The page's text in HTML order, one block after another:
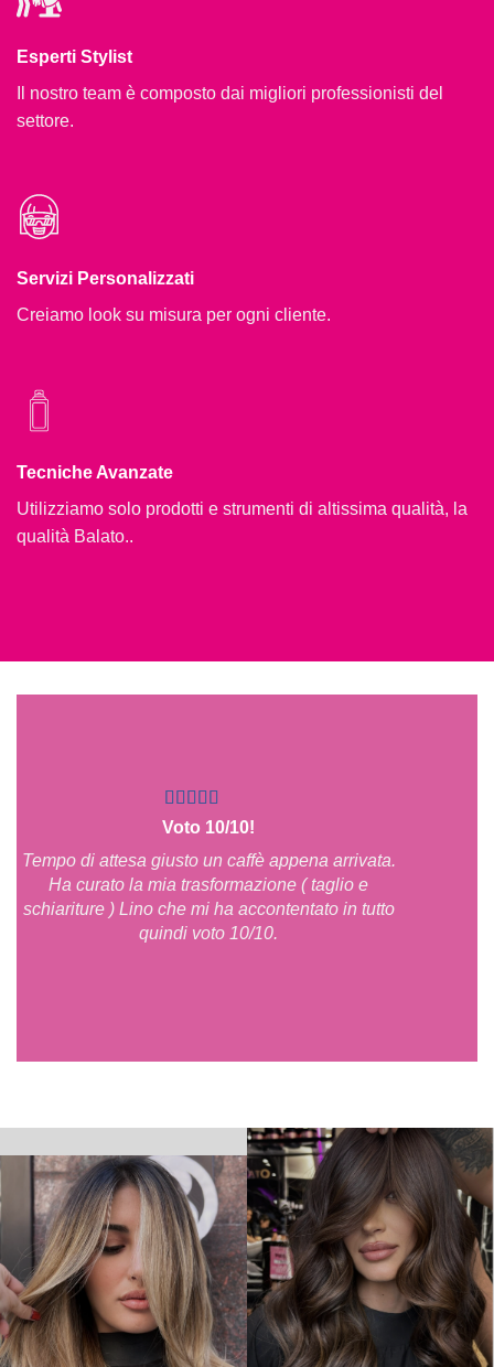
Esperti Stylist
Il nostro team è composto dai migliori professionisti del
settore.
Servizi Personalizzati
Creiamo look su misura per ogni cliente.
Tecniche Avanzate
Utilizziamo solo prodotti e strumenti di altissima qualità, la
qualità Balato..
Voto 10/10!
Tempo di attesa giusto un caffè appena arrivata.
Ha curato la mia trasformazione ( taglio e
schiariture ) Lino che mi ha accontentato in tutto
quindi voto 10/10.